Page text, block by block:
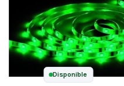
Disponible